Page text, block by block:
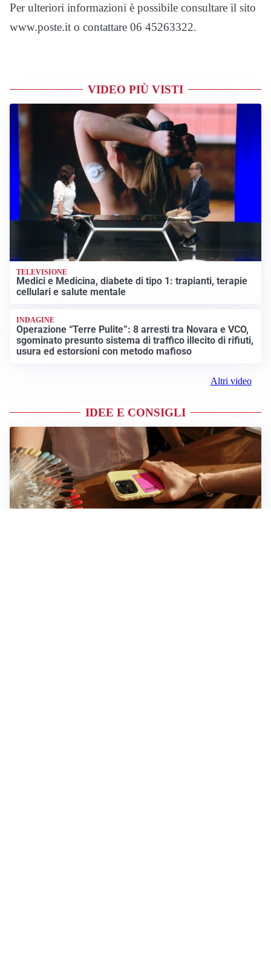
Per ulteriori informazioni è possibile consultare il sito
www.poste.it o contattare 06 45263322.
VIDEO PIÙ VISTI
TELEVISIONE
Medici e Medicina, diabete di tipo 1: trapianti, terapie
cellulari e salute mentale
INDAGINE
Operazione “Terre Pulite”: 8 arresti tra Novara e VCO,
sgominato presunto sistema di traffico illecito di rifiuti,
usura ed estorsioni con metodo mafioso
Altri video
IDEE E CONSIGLI